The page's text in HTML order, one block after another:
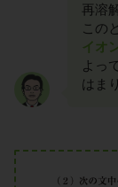
再溶
この
イオ
よっ
はま